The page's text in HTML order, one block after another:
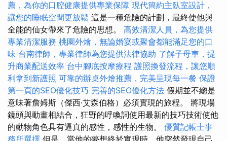
薦，為你的口腔健康提供專業保障 現代簡約主臥室設計，
讓您的睡眠空間更放鬆 這是一種危險的計劃，最終使他與
全能的仙女帶來了危險的思想。 高效清潔人員，為您提供
專業清潔服務 桃園外燴，無論婚宴或聚會都能滿足您的口
味 台南律師，專業律師為您提供法律協助 了解子母車，提
升商業配送效率 台中腳底按摩療程 護照換發流程，讓您順
利拿到新護照 可靠的辦桌外燴推薦，完美呈現每一餐 保證
第一頁的SEO優化技巧 完善的SEO優化方法 假期並不總是
意味著詹姆斯（傑西·艾森伯格）必須實現的旅程。 將現場
鏡頭與動畫相結合，狂野的呼喚詞使用最新的技巧技術使他
的動物角色具有逼真的感性，感性的生物。 優質記帳士事
務所選擇 但是，當他的夢想終於實現時，他突然發現自己